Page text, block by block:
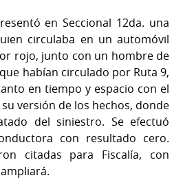
en Seccional 12da. una
circulaba en un automóvil
rojo, junto con un hombre de
habían circulado por Ruta 9,
en tiempo y espacio con el
versión de los hechos, donde
del siniestro. Se efectuó
con resultado cero.
citadas para Fiscalía, con